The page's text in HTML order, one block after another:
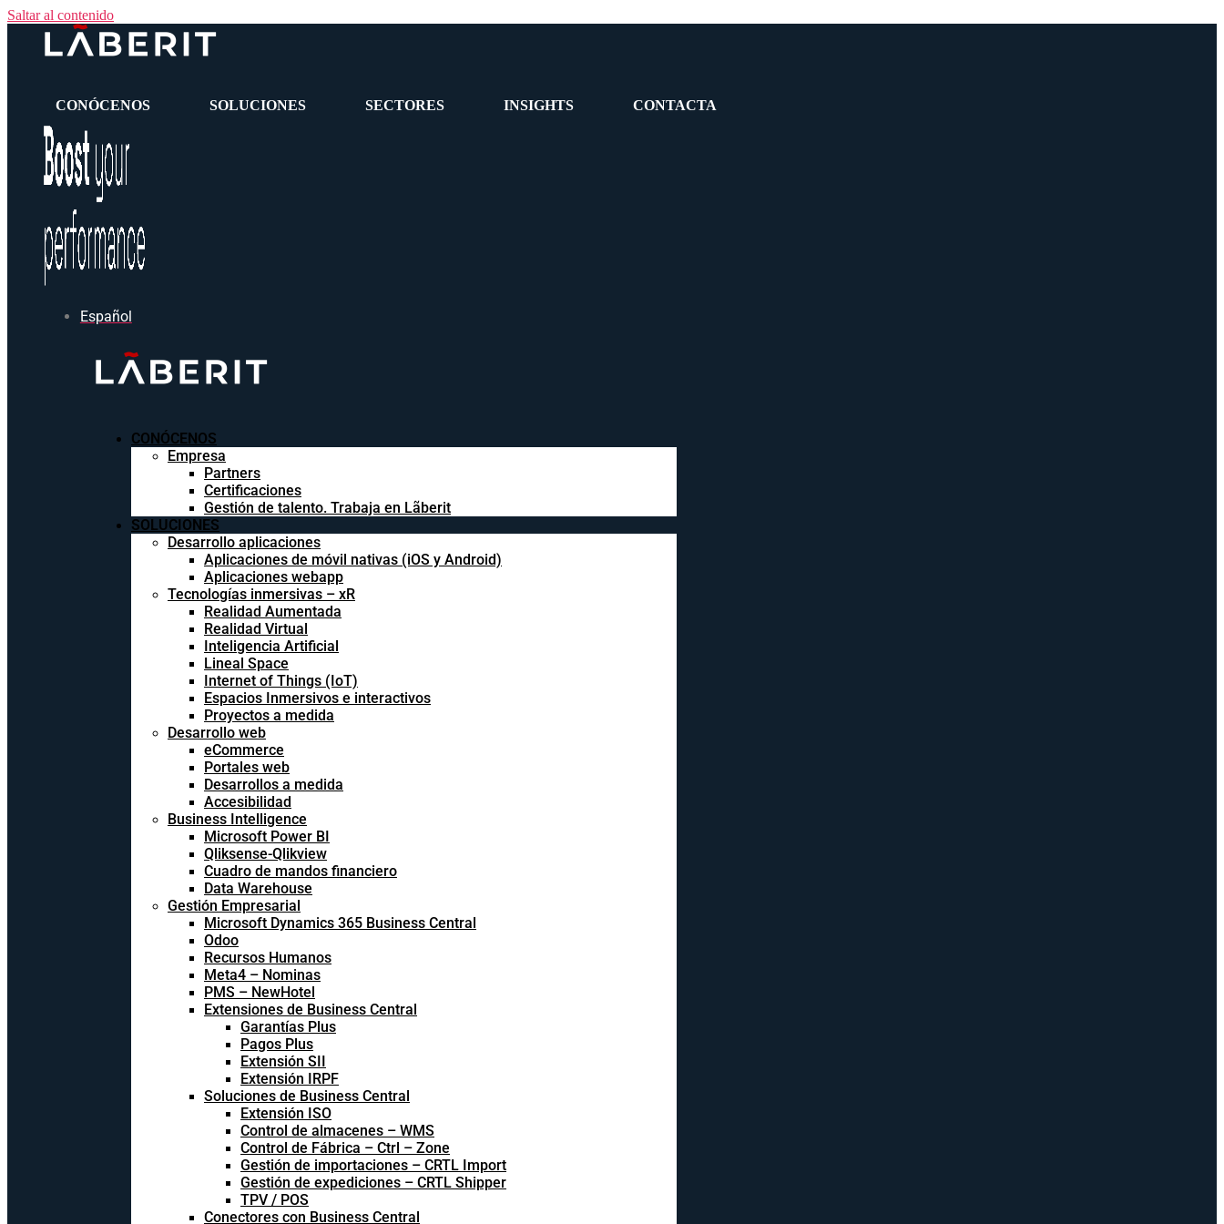
Saltar al contenido
CONÓCENOS SOLUCIONES SECTORES INSIGHTS CONTACTA
Español
CONÓCENOS
Empresa
Partners
Certificaciones
Gestión de talento. Trabaja en Lãberit
SOLUCIONES
Desarrollo aplicaciones
Aplicaciones de móvil nativas (iOS y Android)
Aplicaciones webapp
Tecnologías inmersivas – xR
Realidad Aumentada
Realidad Virtual
Inteligencia Artificial
Lineal Space
Internet of Things (IoT)
Espacios Inmersivos e interactivos
Proyectos a medida
Desarrollo web
eCommerce
Portales web
Desarrollos a medida
Accesibilidad
Business Intelligence
Microsoft Power BI
Qliksense-Qlikview
Cuadro de mandos financiero
Data Warehouse
Gestión Empresarial
Microsoft Dynamics 365 Business Central
Odoo
Recursos Humanos
Meta4 – Nominas
PMS – NewHotel
Extensiones de Business Central
Garantías Plus
Pagos Plus
Extensión SII
Extensión IRPF
Soluciones de Business Central
Extensión ISO
Control de almacenes – WMS
Control de Fábrica – Ctrl – Zone
Gestión de importaciones – CRTL Import
Gestión de expediciones – CRTL Shipper
TPV / POS
Conectores con Business Central